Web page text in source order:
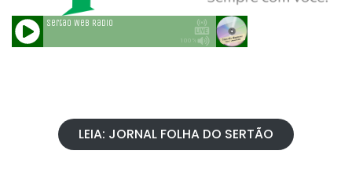
LEIA: JORNAL FOLHA DO SERTÃO